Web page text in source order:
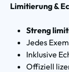
Limitierung &
Streng
Jedes
Inklusive
Offiziell